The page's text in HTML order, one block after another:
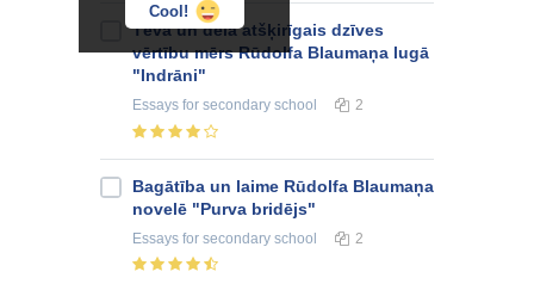
Cool!
Tēva un dēla atšķirīgais dzīves
vērtību mērs Rūdolfa Blaumaņa lugā
"Indrāni"
Essays for secondary school 2
Bagātība un laime Rūdolfa Blaumaņa
novelē "Purva bridējs"
Essays for secondary school 2